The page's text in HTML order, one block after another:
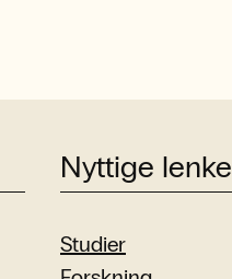
Nyttige
Studier